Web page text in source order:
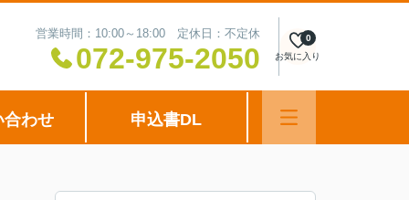
営業時間：10:00～18:00 定休日：不定休
072-975-2050 お気に入り
0
合わせ 申込書DL